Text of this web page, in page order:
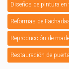
Diseños de pintura en
Reformas de
Reproducción de
Restauración de